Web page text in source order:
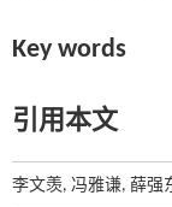
Key words
引用本文
李文羡, 冯雅谦, 薛强